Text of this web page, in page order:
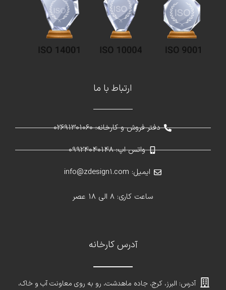
ارتباط با ما
دفتر فروش و کارخانه: 02691301060
واتس اپ: 09924040148
ایمیل: info@zdesign1.com
ساعت کاری: 8 الی 18 عصر
آدرس کارخانه
آدرس: البرز، کرج، جاده ماهدشت، رو به روی معاونت آب و خاک،